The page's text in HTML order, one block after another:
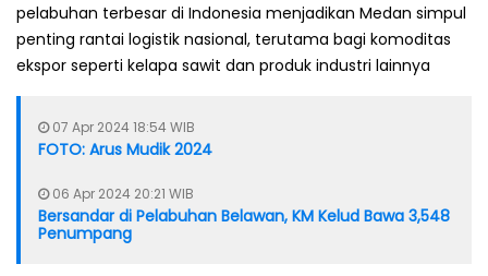
pelabuhan terbesar di Indonesia menjadikan Medan simpul
penting rantai logistik nasional, terutama bagi komoditas
ekspor seperti kelapa sawit dan produk industri lainnya
07 Apr 2024 18:54 WIB
FOTO: Arus Mudik 2024
06 Apr 2024 20:21 WIB
Bersandar di Pelabuhan Belawan, KM Kelud Bawa 3,548
Penumpang